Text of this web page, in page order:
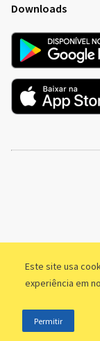
Este site usa
experiência em
Permitir
Downloads
©2011 - 2026,
Fernandes